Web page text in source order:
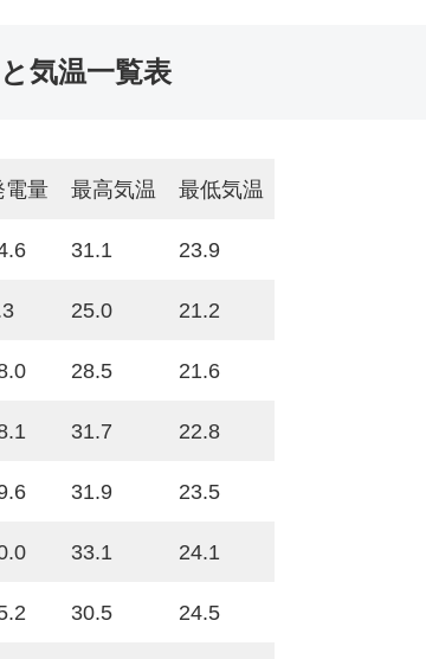
気温一覧表
電量 最高気温 最低気温
31.1 23.9
25.0 21.2
28.5 21.6
31.7 22.8
31.9 23.5
33.1 24.1
30.5 24.5